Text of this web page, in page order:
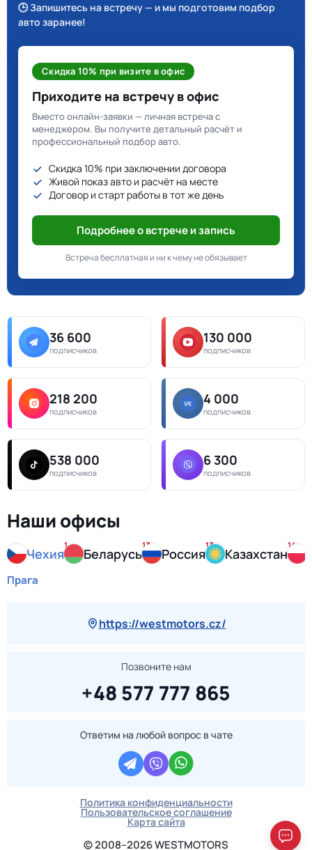
🕒 Запишитесь на встречу — и мы подготовим подбор
авто заранее!
Скидка 10% при визите в офис
Приходите на встречу в офис
Вместо онлайн-заявки — личная встреча с
менеджером. Вы получите детальный расчёт и
профессиональный подбор авто.
Скидка 10% при заключении договора
Живой показ авто и расчёт на месте
Договор и старт работы в тот же день
Подробнее о встрече и запись
Встреча бесплатная и ни к чему не обязывает
36 600
подписчиков
130 000
подписчиков
218 200
подписчиков
4 000
подписчиков
538 000
подписчиков
6 300
подписчиков
Наши офисы
Чехия
1
Беларусь
13
Россия
13
Казахстан
14
Прага
https://westmotors.cz/
Позвоните нам
+48 577 777 865
Ответим на любой вопрос в чате
Политика конфиденциальности
Пользовательское соглашение
Карта сайта
© 2008–2026 WESTMOTORS